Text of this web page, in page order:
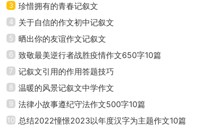
树木，砍断了枝条还能再冒新芽;小草踩倒了，还能
爬起来;花朵采摘了，第二年还能露出笑脸;种子可以掀翻
仔细呵护就会受伤，生病，甚至死亡。
但是，人的意志力是强大的，只要热爱生命，即使
是短暂的，我们却可以让有限的生命，在一代代的延续
中，体现出无限的价值。
3 珍惜拥有的青春记叙文
4 关于自信的作文初中记叙文
5 晒出你的友谊作文记叙文
6 致敬最美逆行者战胜疫情作文650字10篇
7 记叙文引用的作用答题技巧
8 温暖的风景记叙文中学作文
9 法律小故事遵纪守法作文500字10篇
10 总结2022憧憬2023以年度汉字为主题作文10篇